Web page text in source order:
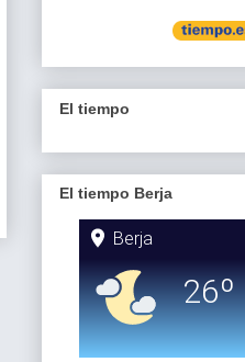
El tiempo
El tiempo Berja